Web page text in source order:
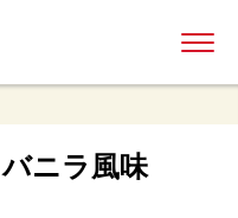
ニラ風味